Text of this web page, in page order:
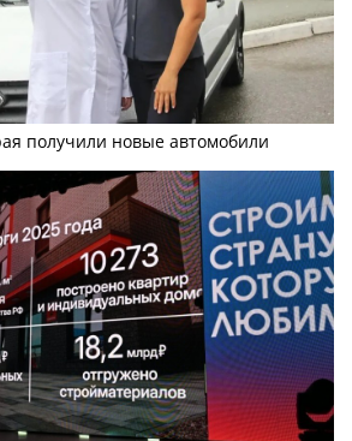
получили новые автомобили